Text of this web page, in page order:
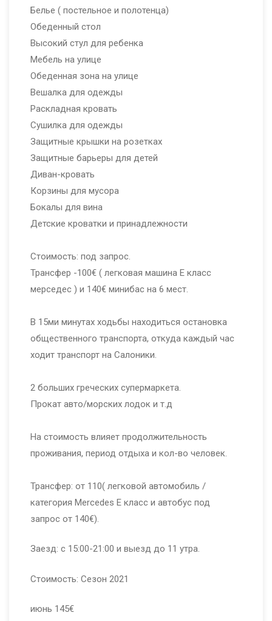
Белье ( постельное и полотенца)
Обеденный стол
Высокий стул для ребенка
Мебель на улице
Обеденная зона на улице
Вешалка для одежды
Раскладная кровать
Сушилка для одежды
Защитные крышки на розетках
Защитные барьеры для детей
Диван-кровать
Корзины для мусора
Бокалы для вина
Детские кроватки и принадлежности
Стоимость: под запрос.
Трансфер -100€ ( легковая машина Е класс
мерседес ) и 140€ минибас на 6 мест.
В 15ми минутах ходьбы находиться остановка
общественного транспорта, откуда каждый час
ходит транспорт на Салоники.
2 больших греческих супермаркета.
Прокат авто/морских лодок и т.д
На стоимость влияет продолжительность
проживания, период отдыха и кол-во человек.
Трансфер: от 110( легковой автомобиль /
категория Mercedes E класс и автобус под
запрос от 140€).
Заезд: с 15:00-21:00 и выезд до 11 утра.
Стоимость: Сезон 2021
июнь 145€